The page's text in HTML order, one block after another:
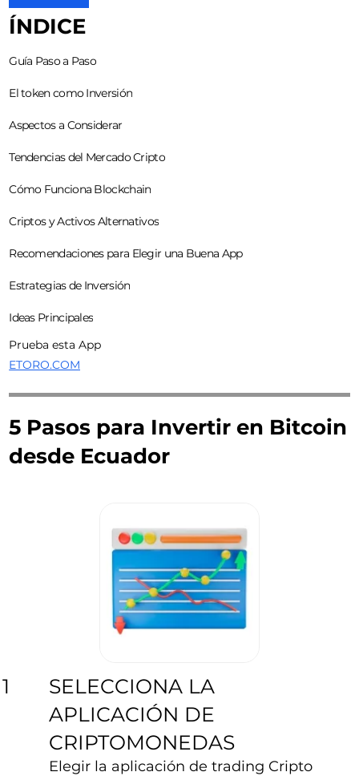
ÍNDICE
Guía Paso a Paso
El token como Inversión
Aspectos a Considerar
Tendencias del Mercado Cripto
Cómo Funciona Blockchain
Criptos y Activos Alternativos
Recomendaciones para Elegir una Buena App
Estrategias de Inversión
Ideas Principales
Prueba esta App
ETORO.COM
5 Pasos para Invertir en Bitcoin
desde Ecuador
1
SELECCIONA LA
APLICACIÓN DE
CRIPTOMONEDAS
Elegir la aplicación de trading Cripto